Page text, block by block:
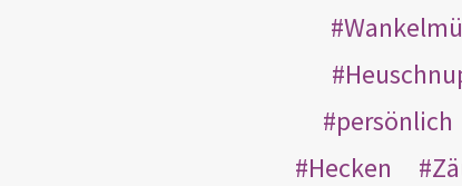
persönlich
Hecken